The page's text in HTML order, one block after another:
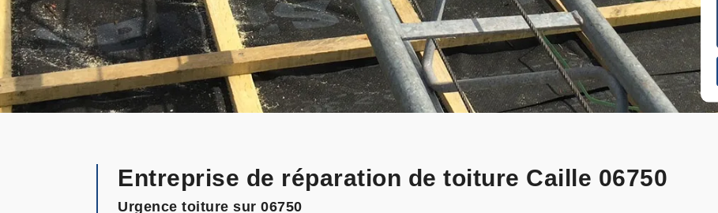
Entreprise de réparation de toiture Caille 06750
Urgence toiture sur 06750